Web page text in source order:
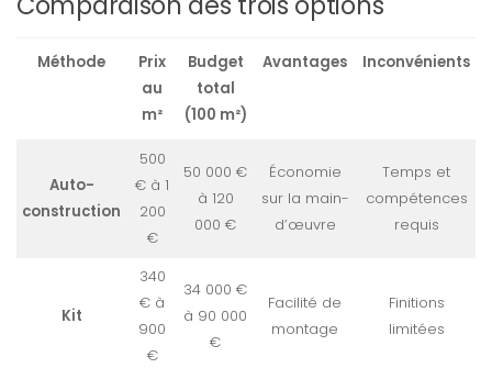
Méthode
Prix
au
m²
Budget
total
(100 m²)
Avantages Inconvénients
Auto-
construction
500
€ à 1
200
€
50 000 €
à 120
000 €
Économie
sur la main-
d’œuvre
Temps et
compétences
requis
Kit
340
€ à
900
€
34 000 €
à 90 000
€
Facilité de
montage
Finitions
limitées